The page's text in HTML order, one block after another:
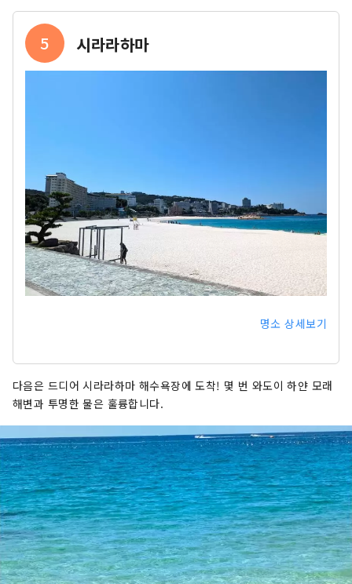
5 시라라하마
명소 상세보기
다음은 드디어 시라라하마 해수욕장에 도착! 몇 번 와도이 하얀 모래
해변과 투명한 물은 훌륭합니다.